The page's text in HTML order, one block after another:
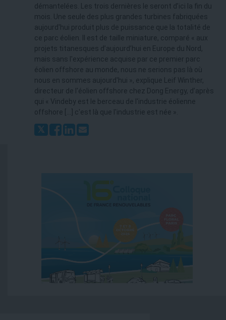
démantelées. Les trois dernières le seront d’ici la fin du
mois. Une seule des plus grandes turbines fabriquées
aujourd'hui produit plus de puissance que la totalité de
ce parc éolien. Il est de taille miniature, comparé « aux
projets titanesques d’aujourd’hui en Europe du Nord,
mais sans l'expérience acquise par ce premier parc
éolien offshore au monde, nous ne serions pas là où
nous en sommes aujourd'hui », explique Leif Winther,
directeur de l'éolien offshore chez Dong Energy, d’après
qui « Vindeby est le berceau de l'industrie éolienne
offshore […] c'est là que l'industrie est née ».